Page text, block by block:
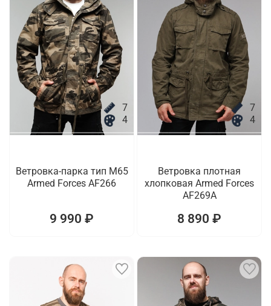
7
4
Ветровка-парка тип M65
Armed Forces AF266
9 990 ₽
7
4
Ветровка плотная
хлопковая Armed Forces
AF269A
8 890 ₽